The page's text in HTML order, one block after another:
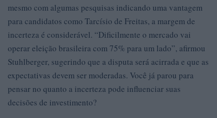
mesmo com algumas pesquisas indicando uma vantagem
para candidatos como Tarcísio de Freitas, a margem de
incerteza é considerável. “Dificilmente o mercado vai
operar eleição brasileira com 75% para um lado”, afirmou
Stuhlberger, sugerindo que a disputa será acirrada e que as
expectativas devem ser moderadas. Você já parou para
pensar no quanto a incerteza pode influenciar suas
decisões de investimento?